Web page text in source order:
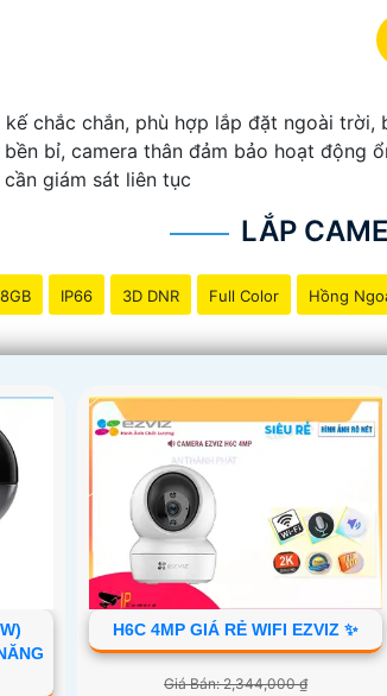
chắc chắn, phù hợp lắp đặt ngoài
bỉ, camera thân đảm bảo hoạt
giám sát liên tục
LẮP
IP66 3D DNR Full Color Hồng
H6C 4MP GIÁ RẺ WIFI EZVIZ ✨
Giá Bán: 2,344,000 ₫